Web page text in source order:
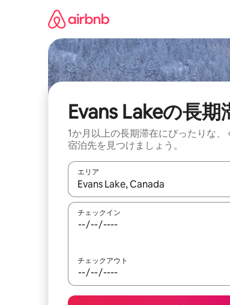
Evans Lakeの長期
1か月以上の長期滞在にぴったりな、
宿泊先を見つけましょう。
エリア
検索結果が表示されたら、上下の矢印
チェックイン
チェックアウト